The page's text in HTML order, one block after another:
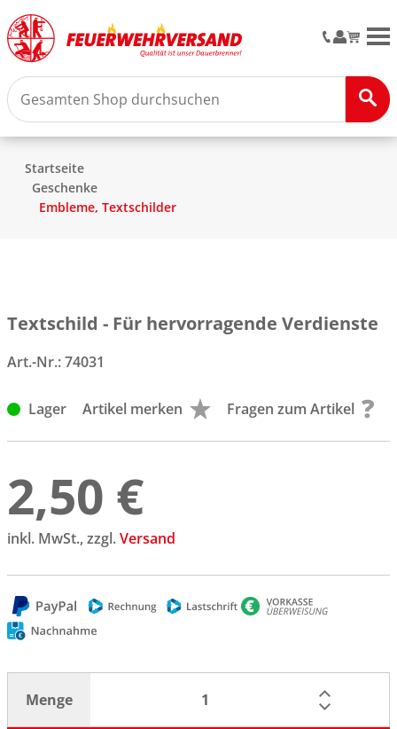
Startseite
Geschenke
Embleme, Textschilder
Textschild - Für hervorragende Verdienste
Art.-Nr.:74031
Lager Artikel merken Fragen zum Artikel
2,50 €
inkl. MwSt., zzgl.Versand
Menge